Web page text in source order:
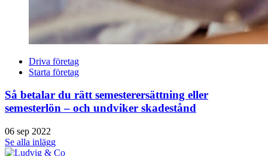
Driva företag
Starta företag
Så betalar du rätt semesterersättning eller
semesterlön – och undviker skadestånd
06 sep 2022
Se alla inlägg